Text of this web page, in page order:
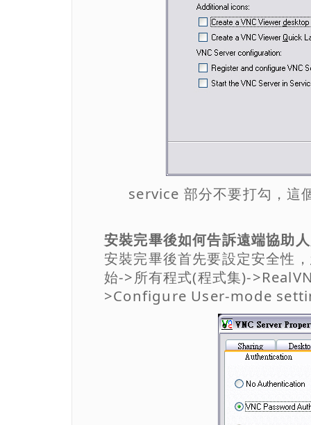
service 部分不要打勾，這
安裝完畢後如何告訴遠端協助
安裝完畢後首先要設定安全性
始->所有程式(程式集)-
>Configure User-mode